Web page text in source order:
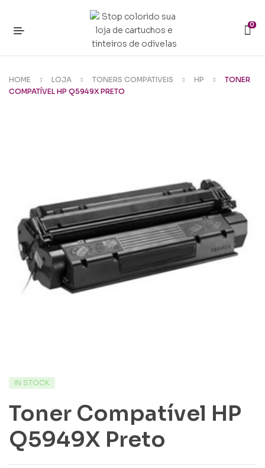
0
HOME LOJA TONERS COMPATIVEIS HP
TONER
COMPATÍVEL HP Q5949X PRETO
IN STOCK
Toner Compatível HP
Q5949X Preto